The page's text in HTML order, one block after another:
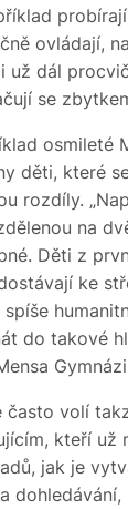
ovládají,
už dál
se
osmileté
děti, které
rozdíly.
na
Děti z
ke
do takové
často volí
kteří už
jak je